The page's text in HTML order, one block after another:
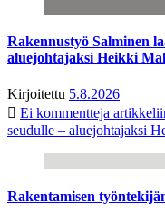
Rakennustyö Salminen
aluejohtajaksi Heikki
Kirjoitettu 5.8.2026
Ei kommentteja
seudulle – aluejohtajaksi
Rakentamisen